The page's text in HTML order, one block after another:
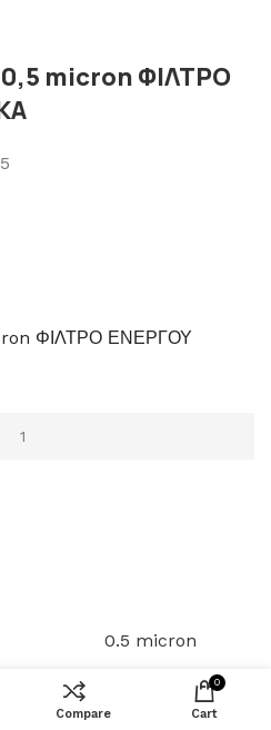
0,5 micron ΦΙΛΤΡΟ
ΦΙΛΤΡΟ ΕΝΕΡΓΟΥ
0.5 micron
Pentair BUY NOW
Compare
0
Cart